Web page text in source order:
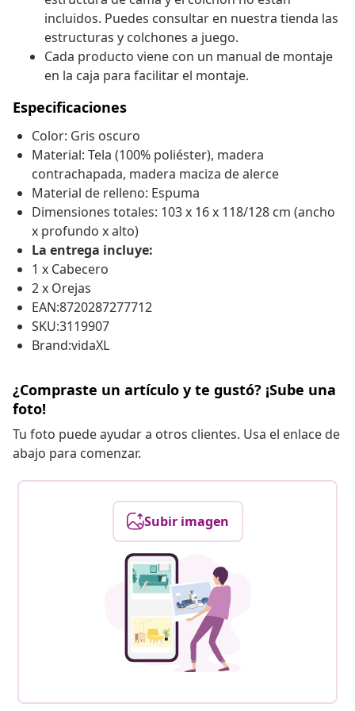
incluidos. Puedes consultar en nuestra tienda las
estructuras y colchones a juego.
Cada producto viene con un manual de montaje
en la caja para facilitar el montaje.
Especificaciones
Color: Gris oscuro
Material: Tela (100% poliéster), madera
contrachapada, madera maciza de alerce
Material de relleno: Espuma
Dimensiones totales: 103 x 16 x 118/128 cm (ancho
x profundo x alto)
La entrega incluye:
1 x Cabecero
2 x Orejas
EAN:8720287277712
SKU:3119907
Brand:vidaXL
¿Compraste un artículo y te gustó? ¡Sube una
foto!
Tu foto puede ayudar a otros clientes. Usa el enlace de
abajo para comenzar.
Subir imagen